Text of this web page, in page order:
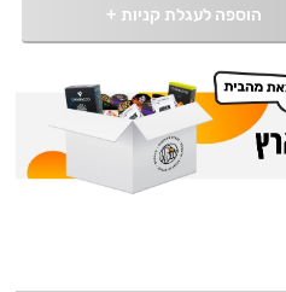
הוספה לעגלת קניות +